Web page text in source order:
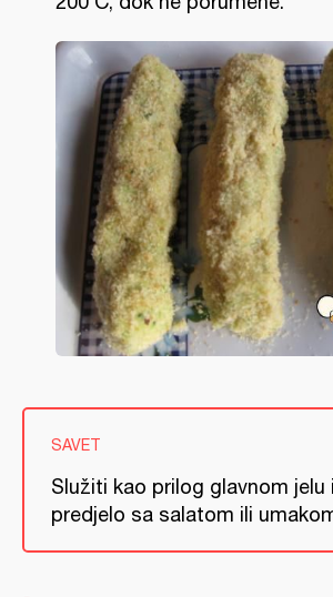
SAVET
Služiti kao prilog glavnom jelu
predjelo sa salatom ili